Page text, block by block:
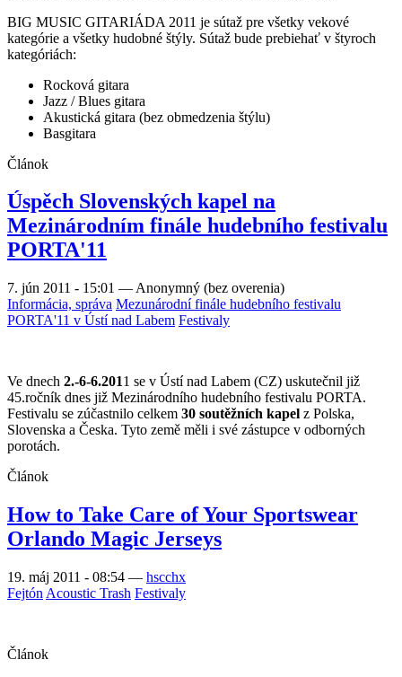
BIG MUSIC GITARIÁDA 2011 je sútaž pre všetky vekové
kategórie a všetky hudobné štýly. Sútaž bude prebiehať v štyroch
kategóriách:
Rocková gitara
Jazz / Blues gitara
Akustická gitara (bez obmedzenia štýlu)
Basgitara
Článok
Úspěch Slovenských kapel na
Mezinárodním finále hudebního festivalu
PORTA'11
7. jún 2011 - 15:01 — Anonymný (bez overenia)
Informácia, správa Mezunárodní finále hudebního festivalu
PORTA'11 v Ústí nad Labem Festivaly
Ve dnech 2.-6-6.2011 se v Ústí nad Labem (CZ) uskutečnil již
45.ročník dnes již Mezinárodního hudebního festivalu PORTA.
Festivalu se zúčastnilo celkem 30 soutěžních kapel z Polska,
Slovenska a Česka. Tyto země měli i své zástupce v odborných
porotách.
Článok
How to Take Care of Your Sportswear
Orlando Magic Jerseys
19. máj 2011 - 08:54 — hscchx
Fejtón Acoustic Trash Festivaly
Článok